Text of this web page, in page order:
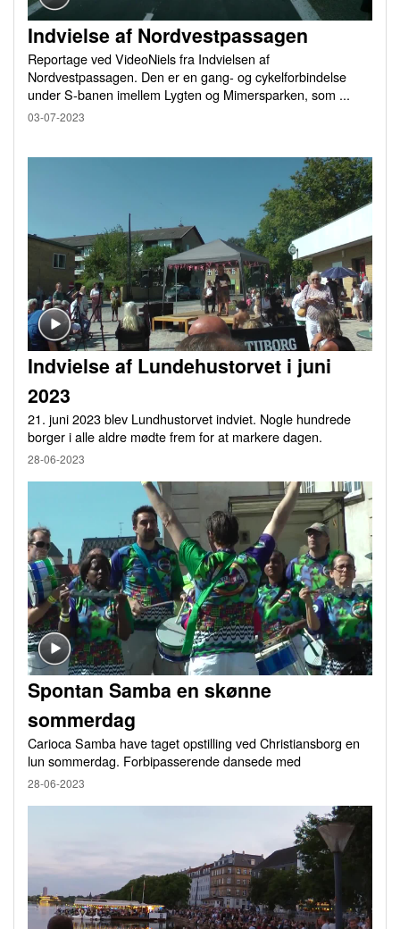
Indvielse af Nordvestpassagen
Reportage ved VideoNiels fra Indvielsen af
Nordvestpassagen. Den er en gang- og cykelforbindelse
under S-banen imellem Lygten og Mimersparken, som ...
03-07-2023
Indvielse af Lundehustorvet i juni
2023
21. juni 2023 blev Lundhustorvet indviet. Nogle hundrede
borger i alle aldre mødte frem for at markere dagen.
28-06-2023
Spontan Samba en skønne
sommerdag
Carioca Samba have taget opstilling ved Christiansborg en
lun sommerdag. Forbipasserende dansede med
28-06-2023